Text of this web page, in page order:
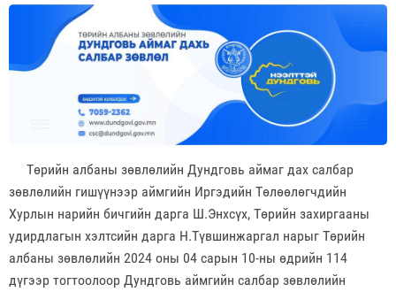
Төрийн албаны зөвлөлийн Дундговь аймаг дах салбар
зөвлөлийн гишүүнээр аймгийн Иргэдийн Төлөөлөгчдийн
Хурлын нарийн бичгийн дарга Ш.Энхсүх, Төрийн захиргааны
удирдлагын хэлтсийн дарга Н.Түвшинжаргал нарыг Төрийн
албаны зөвлөлийн 2024 оны 04 сарын 10-ны өдрийн 114
дүгээр тогтоолоор Дундговь аймгийн салбар зөвлөлийн